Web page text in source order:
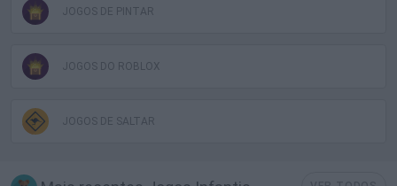
JOGOS DE PINTAR
JOGOS DO ROBLOX
JOGOS DE SALTAR